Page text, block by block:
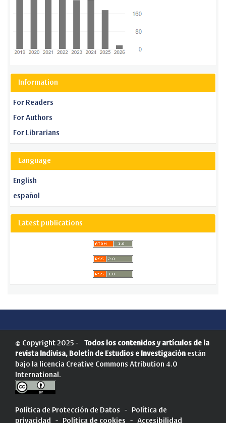
Information
For Readers
For Authors
For Librarians
Language
English
español
Latest publications
© Copyright 2025 - Todos los contenidos y artículos de la
revista Indivisa, Boletín de Estudios e Investigación están
bajo la licencia Creative Commons Atribution 4.0
International.
Política de Protección de Datos - Política de
privacidad - Política de cookies - Accesibilidad